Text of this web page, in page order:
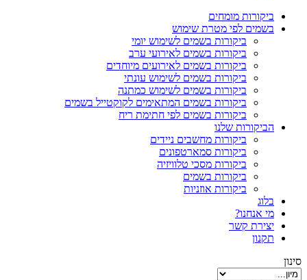
ביקורות מומחים
בשמים לפי מטרת שימוש
ביקורות בשמים לשימוש יומי
ביקורות בשמים לאירועי ערב
ביקורות בשמים לאירועים מיוחדים
ביקורות בשמים לשימוש עונתי
ביקורות בשמים לשימוש כמתנה
ביקורות בשמים המתאימים לקוקטייל בשמים
ביקורות בשמים לפי חתימת ריח
הביקורות שלנו
ביקורות מחשבים ניידים
ביקורות סמארטפונים
ביקורות מסכי טלוויזיה
ביקורות בשמים
ביקורות אוזניות
בלוג
מי אנחנו?
יצירת קשר
תקנון
סינון